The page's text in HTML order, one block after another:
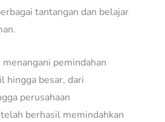
tantangan dan belajar
pemindahan
hingga besar, dari
perusahaan
berhasil memindahkan